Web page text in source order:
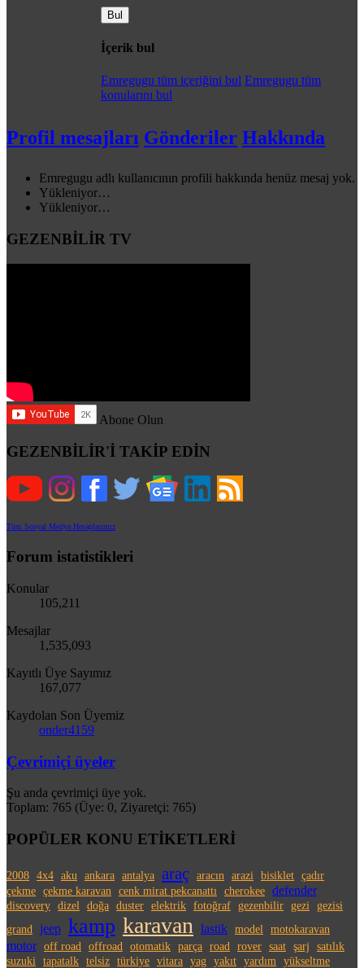
Bul
İçerik bul
Emregugu tüm içeriğini bul Emregugu tüm
konularını bul
Profil mesajları Gönderiler Hakkında
Emregugu adlı kullanıcının profili hakkında henüz mesaj yok.
Yükleniyor…
Yükleniyor…
GEZENBİLİR TV
Abone Olun
GEZENBİLİR'İ TAKİP EDİN
Tüm Sosyal Medya Hesaplarımız
Forum istatistikleri
Konular
105,211
Mesajlar
1,535,093
Kayıtlı Üye Sayımız
167,077
Kaydolan Son Üyemiz
onder4159
Çevrimiçi üyeler
Şu anda çevrimiçi üye yok.
Toplam: 765 (Üye: 0, Ziyaretçi: 765)
POPÜLER KONU ETİKETLERİ
2008 4x4 aku ankara antalya araç aracın arazi bisiklet çadır
çekme çekme karavan cenk mirat pekcanattı cherokee defender
discovery dizel doğa duster elektrik fotoğraf gezenbilir gezi
gezisi
grand
jeep kamp karavan lastik model motokaravan
motor off road offroad otomatik parça road rover saat şarj
satılık
suzuki
tapatalk telsiz türkiye vitara yag yakıt yardım yükseltme